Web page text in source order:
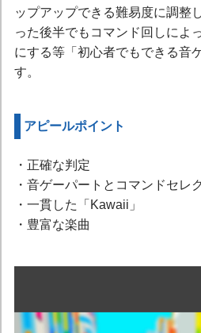
ップアップできる難易度に調整
った後半でもコマンド回しによ
にする等「初心者でもできる音
す。
アピールポイント
・正確な判定
・音ゲーパートとコマンドセレ
・一貫した「Kawaii」
・豊富な楽曲